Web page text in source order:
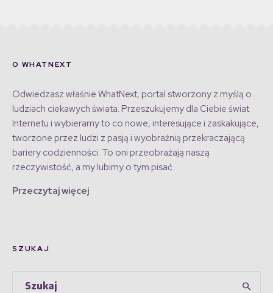
O WHATNEXT
Odwiedzasz właśnie WhatNext, portal stworzony z myślą o
ludziach ciekawych świata. Przeszukujemy dla Ciebie świat
Internetu i wybieramy to co nowe, interesujące i zaskakujące,
tworzone przez ludzi z pasją i wyobraźnią przekraczającą
bariery codzienności. To oni przeobrażają naszą
rzeczywistość, a my lubimy o tym pisać.
Przeczytaj więcej
SZUKAJ